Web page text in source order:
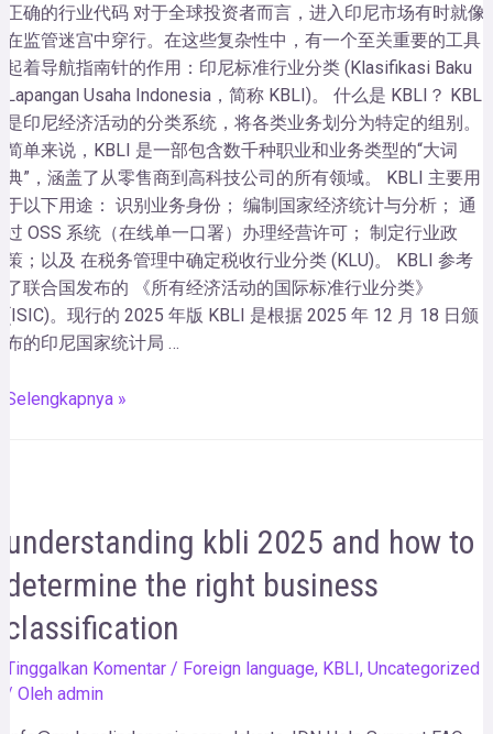
正确的行业代码 对于全球投资者而言，进入印尼市场有时就像
在监管迷宫中穿行。在这些复杂性中，有一个至关重要的工具
起着导航指南针的作用：印尼标准行业分类 (Klasifikasi Baku
Lapangan Usaha Indonesia，简称 KBLI)。 什么是 KBLI？ KBLI
是印尼经济活动的分类系统，将各类业务划分为特定的组别。
简单来说，KBLI 是一部包含数千种职业和业务类型的“大词
典”，涵盖了从零售商到高科技公司的所有领域。 KBLI 主要用
于以下用途： 识别业务身份； 编制国家经济统计与分析； 通
过 OSS 系统（在线单一口署）办理经营许可； 制定行业政
策；以及 在税务管理中确定税收行业分类 (KLU)。 KBLI 参考
了联合国发布的 《所有经济活动的国际标准行业分类》
(ISIC)。现行的 2025 年版 KBLI 是根据 2025 年 12 月 18 日颁
布的印尼国家统计局 …
Selengkapnya »
understanding kbli 2025 and how to
determine the right business
classification
Tinggalkan Komentar / Foreign language, KBLI, Uncategorized
/ Oleh admin